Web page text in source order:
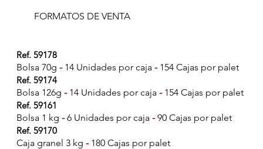
FORMATOS DE VENTA
Ref. 59178
Bolsa 70g -14 Unidades por caja -154 Cajas por palet
Ref. 59174
Bolsa 126g -14 Unidades por caja -154 Cajas por palet
Ref. 59161
Bolsa 1 kg -6 Unidades por caja -90 Cajas por palet
Ref. 59170
Caja granel 3 kg -180 Cajas por palet